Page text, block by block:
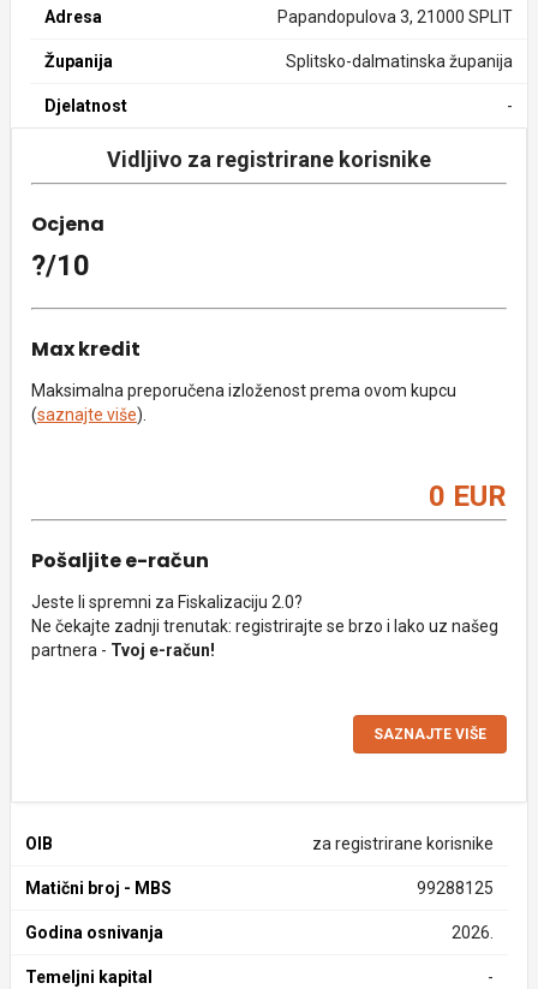
Adresa Papandopulova 3, 21000 SPLIT
Županija Splitsko-dalmatinska županija
Djelatnost -
Vidljivo za registrirane korisnike
Ocjena
?/10
Max kredit
Maksimalna preporučena izloženost prema ovom kupcu
(saznajte više).
0 EUR
Pošaljite e-račun
Jeste li spremni za Fiskalizaciju 2.0?
Ne čekajte zadnji trenutak: registrirajte se brzo i lako uz našeg
partnera - Tvoj e-račun!
SAZNAJTE VIŠE
OIB za registrirane korisnike
Matični broj - MBS 99288125
Godina osnivanja 2026.
Temeljni kapital -